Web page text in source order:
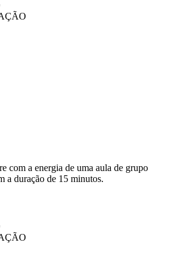
com a energia de uma aula de grupo
a duração de 15 minutos.